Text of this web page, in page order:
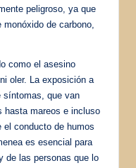
peligroso, ya que
de carbono,
como el asesino
oler. La exposición a
síntomas, que van
hasta mareos e incluso
el conducto de humos
es esencial para
de las personas que lo